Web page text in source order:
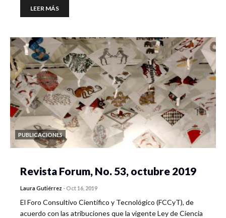
LEER MÁS
PUBLICACIONES
Revista Forum, No. 53, octubre 2019
Laura Gutiérrez -Oct 16, 2019
El Foro Consultivo Científico y Tecnológico (FCCyT), de
acuerdo con las atribuciones que la vigente Ley de Ciencia